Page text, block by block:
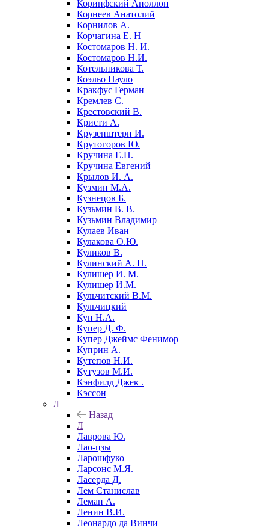
Коринфский Аполлон
Корнеев Анатолий
Корнилов А.
Корчагина Е. Н
Костомаров Н. И.
Костомаров Н.И.
Котельникова Т.
Коэльо Пауло
Кракфус Герман
Кремлев С.
Крестовский В.
Кристи А.
Крузенштерн И.
Крутогоров Ю.
Кручина Е.Н.
Кручина Евгений
Крылов И. А.
Кузмин М.А.
Кузнецов Б.
Кузьмин В. В.
Кузьмин Владимир
Кулаев Иван
Кулакова О.Ю.
Куликов В.
Кулинский А. Н.
Кулишер И. М.
Кулишер И.М.
Кульчитский В.М.
Кульчицкий
Кун Н.А.
Купер Д. Ф.
Купер Джеймс Фенимор
Куприн А.
Кутепов Н.И.
Кутузов М.И.
Кэнфилд Джек .
Кэссон
Л
Назад
Л
Лаврова Ю.
Лао-цзы
Ларошфуко
Ларсонс М.Я.
Ласерда Д.
Лем Станислав
Леман А.
Ленин В.И.
Леонардо да Винчи